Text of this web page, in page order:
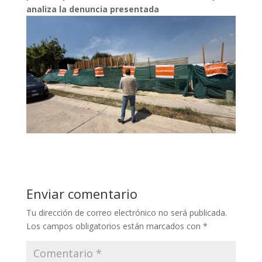
analiza la denuncia presentada
Enviar comentario
Tu dirección de correo electrónico no será publicada.
Los campos obligatorios están marcados con *